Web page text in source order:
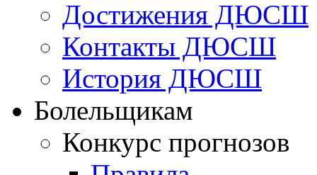
Достижения ДЮСШ
Контакты ДЮСШ
История ДЮСШ
Болельщикам
Конкурс прогнозов